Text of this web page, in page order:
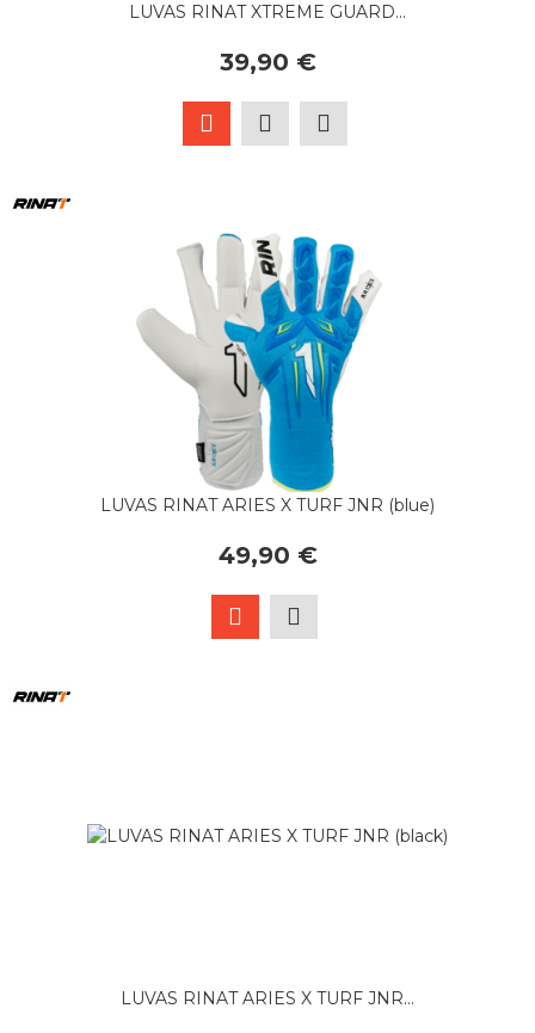
LUVAS RINAT XTREME GUARD...
39,90 €
LUVAS RINAT ARIES X TURF JNR (blue)
49,90 €
LUVAS RINAT ARIES X TURF JNR...